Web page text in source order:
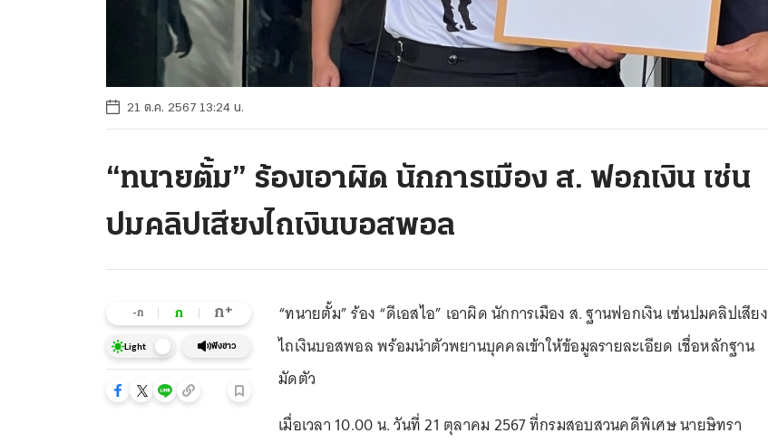
21 ต.ค. 2567 13:24 น.
“ทนายตั้ม” ร้องเอาผิด นักการเมือง ส. ฟอกเงิน เซ่น
ปมคลิปเสียงไถเงินบอสพอล
-ก ก ก+
Light ฟังข่าว
“ทนายตั้ม” ร้อง “ดีเอสไอ” เอาผิด นักการเมือง ส. ฐานฟอกเงิน เซ่นปมคลิปเสียง
ไถเงินบอสพอล พร้อมนำตัวพยานบุคคลเข้าให้ข้อมูลรายละเอียด เชื่อหลักฐาน
มัดตัว
เมื่อเวลา 10.00 น. วันที่ 21 ตุลาคม 2567 ที่กรมสอบสวนคดีพิเศษ นายษิทรา